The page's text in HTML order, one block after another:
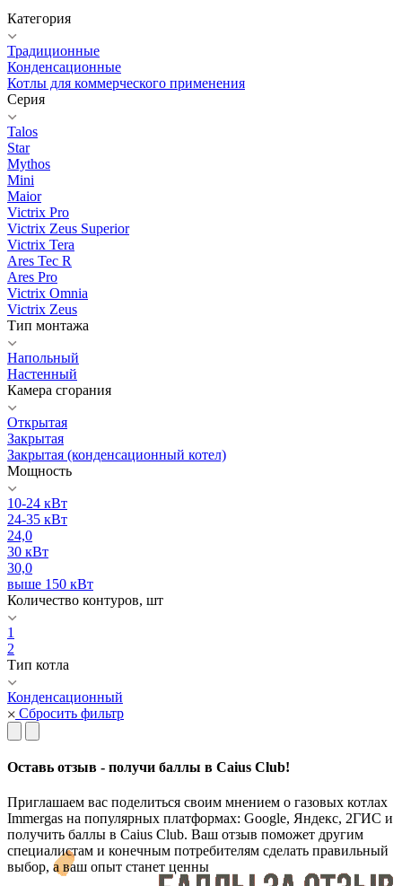
Категория
Традиционные
Конденсационные
Котлы для коммерческого применения
Серия
Talos
Star
Mythos
Mini
Maior
Victrix Pro
Victrix Zeus Superior
Victrix Tera
Ares Tec R
Ares Pro
Victrix Omnia
Victrix Zeus
Тип монтажа
Напольный
Настенный
Камера сгорания
Открытая
Закрытая
Закрытая (конденсационный котел)
Мощность
10-24 кВт
24-35 кВт
24,0
30 кВт
30,0
выше 150 кВт
Количество контуров, шт
1
2
Тип котла
Конденсационный
Сбросить фильтр
Оставь отзыв - получи баллы в Caius Club!
Приглашаем вас поделиться своим мнением о газовых котлах
Immergas на популярных платформах: Google, Яндекс, 2ГИС и
получить баллы в Caius Club. Ваш отзыв поможет другим
специалистам и конечным потребителям сделать правильный
выбор, а ваш опыт станет ценны